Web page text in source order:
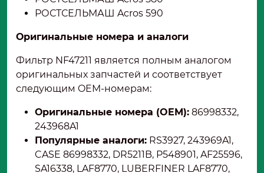
РОСТСЕЛЬМАШ Acros 590
Оригинальные номера и аналоги
Фильтр NF47211 является полным аналогом
оригинальных запчастей и соответствует
следующим OEM-номерам:
Оригинальные номера (OEM): 86998332,
243968A1
Популярные аналоги: RS3927, 243969A1,
CASE 86998332, DR5211B, P548901, AF25596,
SA16338, LAF8770, LUBERFINER LAF8770,